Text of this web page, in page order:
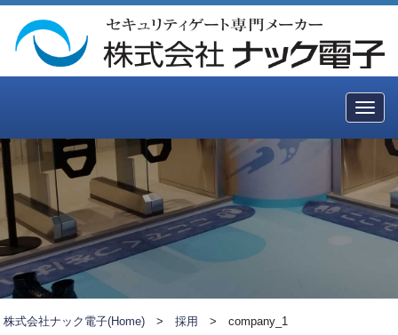
株式会社ナック電子(Home) >採用 >company_1